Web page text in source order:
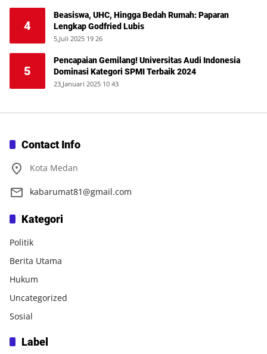
4
Beasiswa, UHC, Hingga Bedah Rumah: Paparan
Lengkap Godfried Lubis
5,Juli 2025 19 26
5
Pencapaian Gemilang! Universitas Audi Indonesia
Dominasi Kategori SPMI Terbaik 2024
23,Januari 2025 10 43
Contact Info
Kota Medan
kabarumat81@gmail.com
Kategori
Politik
Berita Utama
Hukum
Uncategorized
Sosial
Label